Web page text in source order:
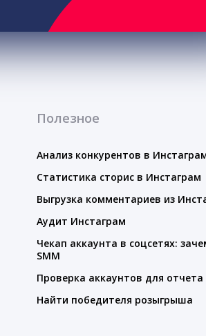
Полезное
Анализ конкурентов в
Статистика сторис в Инстаграм
Выгрузка комментариев из
Аудит Инстаграм
Чекап аккаунта в соцсетях:
SMM
Проверка аккаунтов для отчета
Найти победителя розыгрыша